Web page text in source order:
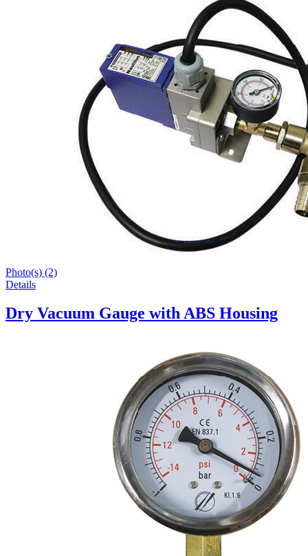
Photo(s) (2)
Details
Dry Vacuum Gauge with ABS Housing